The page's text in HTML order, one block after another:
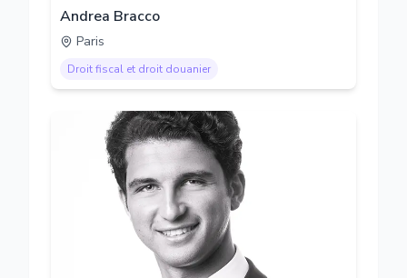
Andrea Bracco
Paris
Droit fiscal et droit douanier